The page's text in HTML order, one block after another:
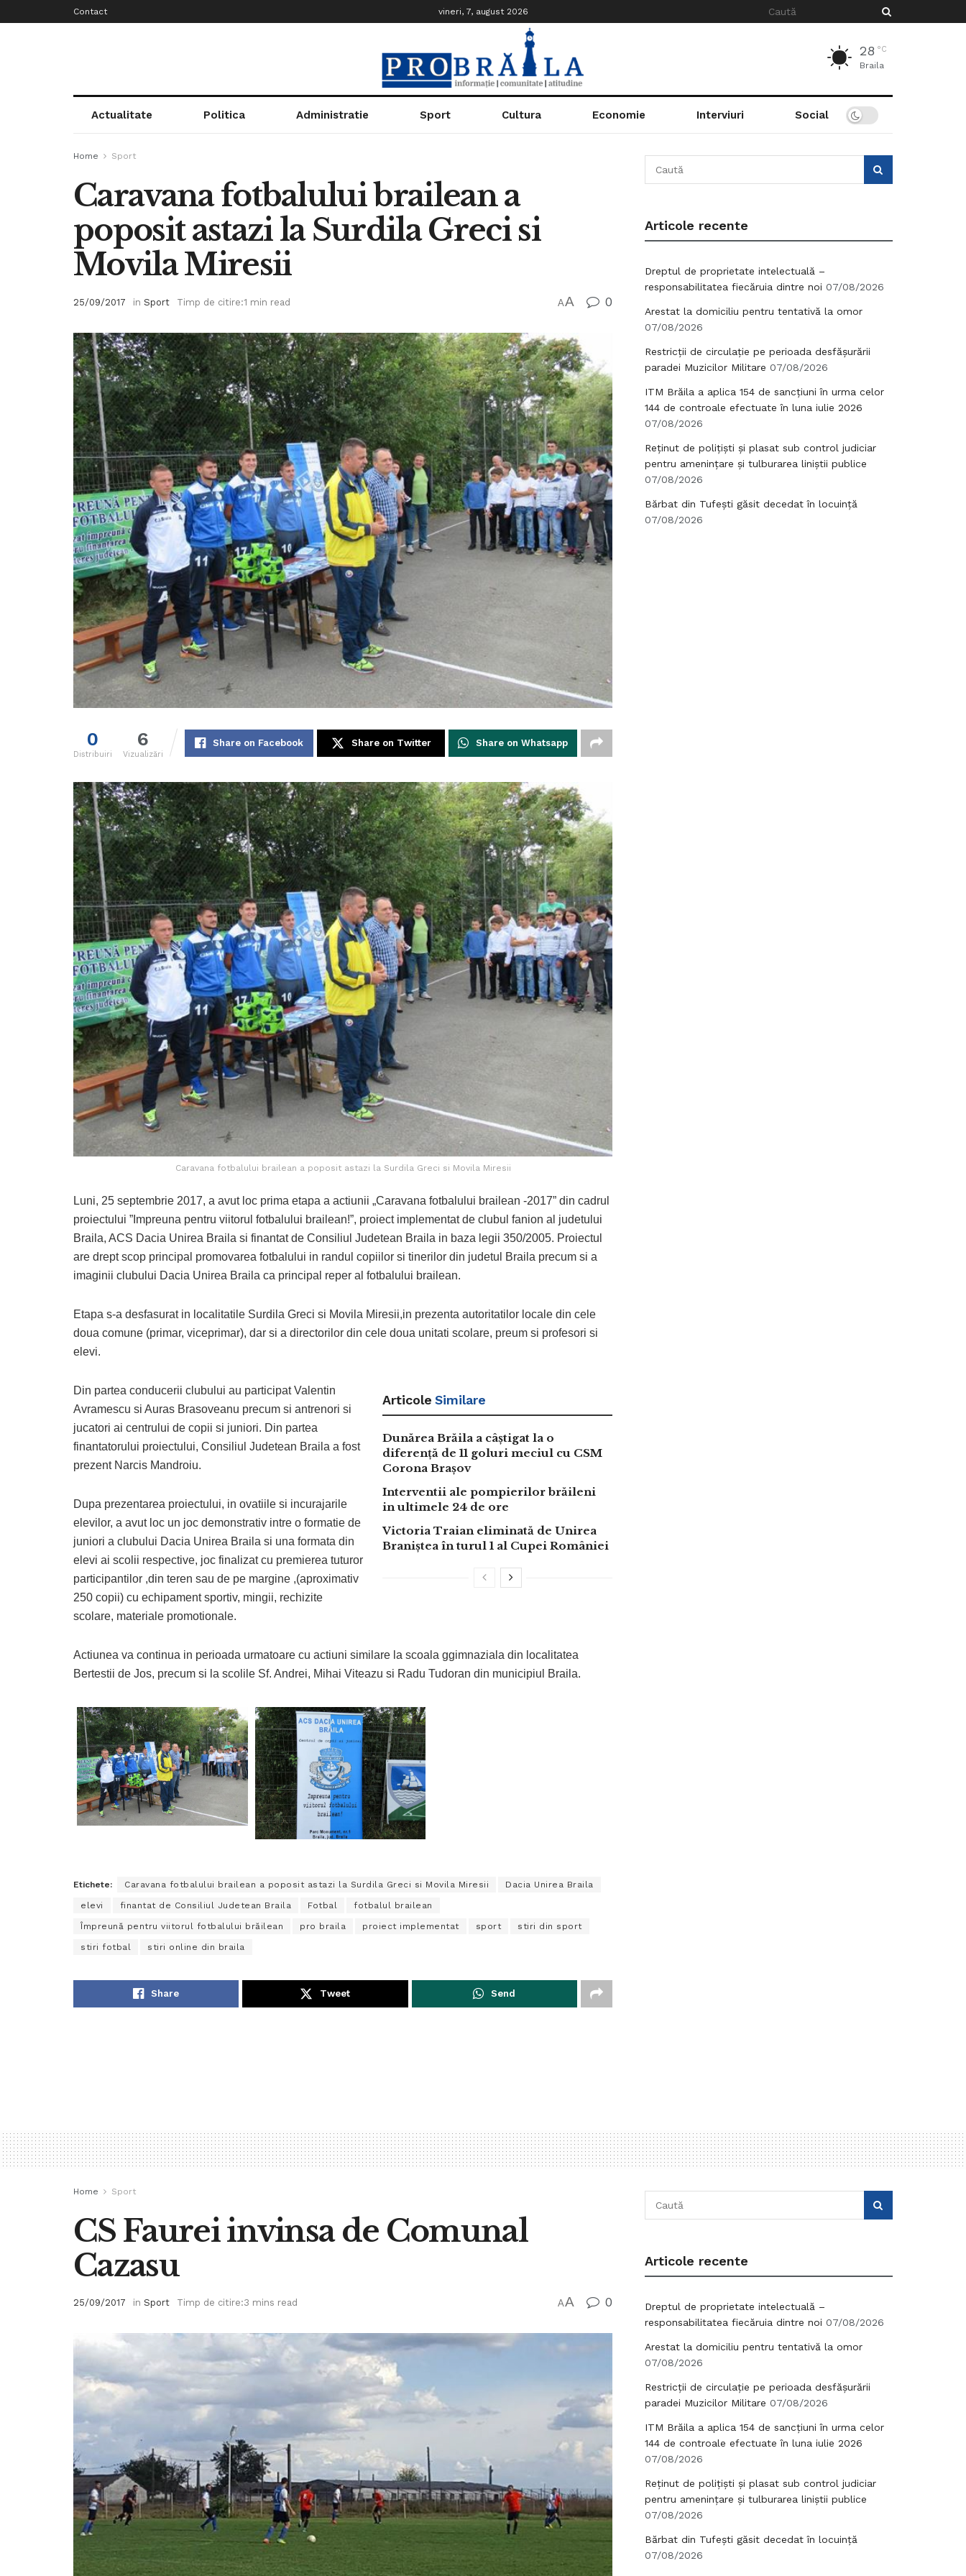
Contact vineri, 7, august 2026
28 °C
Braila
Actualitate Politica Administratie Sport Cultura Economie Interviuri Social
Home Sport
Caravana fotbalului brailean a
poposit astazi la Surdila Greci si
Movila Miresii
25/09/2017 in Sport Timp de citire:1 min read AA 0
0
Distribuiri
6
Vizualizări
Share on Facebook Share on Twitter Share on Whatsapp
Caravana fotbalului brailean a poposit astazi la Surdila Greci si Movila Miresii
Luni, 25 septembrie 2017, a avut loc prima etapa a actiunii „Caravana fotbalului brailean -2017” din cadrul
proiectului ”Impreuna pentru viitorul fotbalului brailean!”, proiect implementat de clubul fanion al judetului
Braila, ACS Dacia Unirea Braila si finantat de Consiliul Judetean Braila in baza legii 350/2005. Proiectul
are drept scop principal promovarea fotbalului in randul copiilor si tinerilor din judetul Braila precum si a
imaginii clubului Dacia Unirea Braila ca principal reper al fotbalului brailean.
Etapa s-a desfasurat in localitatile Surdila Greci si Movila Miresii,in prezenta autoritatilor locale din cele
doua comune (primar, viceprimar), dar si a directorilor din cele doua unitati scolare, preum si profesori si
elevi.
Articole Similare
Dunărea Brăila a câștigat la o
diferență de 11 goluri meciul cu CSM
Corona Brașov
Interventii ale pompierilor brăileni
in ultimele 24 de ore
Victoria Traian eliminată de Unirea
Braniștea în turul 1 al Cupei României
Din partea conducerii clubului au participat Valentin
Avramescu si Auras Brasoveanu precum si antrenori si
jucatori ai centrului de copii si juniori. Din partea
finantatorului proiectului, Consiliul Judetean Braila a fost
prezent Narcis Mandroiu.
Dupa prezentarea proiectului, in ovatiile si incurajarile
elevilor, a avut loc un joc demonstrativ intre o formatie de
juniori a clubului Dacia Unirea Braila si una formata din
elevi ai scolii respective, joc finalizat cu premierea tuturor
participantilor ,din teren sau de pe margine ,(aproximativ
250 copii) cu echipament sportiv, mingii, rechizite
scolare, materiale promotionale.
Actiunea va continua in perioada urmatoare cu actiuni similare la scoala ggimnaziala din localitatea
Bertestii de Jos, precum si la scolile Sf. Andrei, Mihai Viteazu si Radu Tudoran din municipiul Braila.
Etichete: Caravana fotbalului brailean a poposit astazi la Surdila Greci si Movila Miresii Dacia Unirea Braila
elevi finantat de Consiliul Judetean Braila Fotbal fotbalul brailean
Împreună pentru viitorul fotbalului brăilean pro braila proiect implementat sport stiri din sport
stiri fotbal stiri online din braila
Share Tweet Send
Articole recente
Dreptul de proprietate intelectuală –
responsabilitatea fiecăruia dintre noi 07/08/2026
Arestat la domiciliu pentru tentativă la omor
07/08/2026
Restricții de circulație pe perioada desfășurării
paradei Muzicilor Militare 07/08/2026
ITM Brăila a aplica 154 de sancțiuni în urma celor
144 de controale efectuate în luna iulie 2026
07/08/2026
Reținut de polițiști și plasat sub control judiciar
pentru amenințare și tulburarea liniștii publice
07/08/2026
Bărbat din Tufești găsit decedat în locuință
07/08/2026
Home Sport
CS Faurei invinsa de Comunal
Cazasu
25/09/2017 in Sport Timp de citire:3 mins read AA 0
Articole recente
Dreptul de proprietate intelectuală –
responsabilitatea fiecăruia dintre noi 07/08/2026
Arestat la domiciliu pentru tentativă la omor
07/08/2026
Restricții de circulație pe perioada desfășurării
paradei Muzicilor Militare 07/08/2026
ITM Brăila a aplica 154 de sancțiuni în urma celor
144 de controale efectuate în luna iulie 2026
07/08/2026
Reținut de polițiști și plasat sub control judiciar
pentru amenințare și tulburarea liniștii publice
07/08/2026
Bărbat din Tufești găsit decedat în locuință
07/08/2026